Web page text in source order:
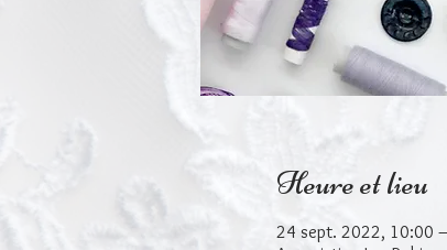
Heure et lieu
24 sept. 2022, 10:00